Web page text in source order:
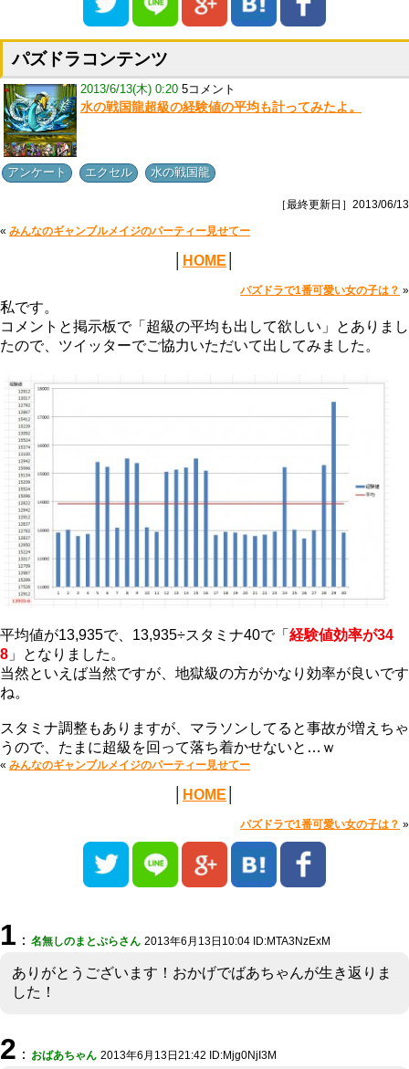
パズドラコンテンツ
2013/6/13(木) 0:20 5コメント
水の戦国龍超級の経験値の平均も計ってみたよ。
アンケート エクセル 水の戦国龍
［最終更新日］2013/06/13
« みんなのギャンブルメイジのパーティー見せてー
HOME
パズドラで1番可愛い女の子は？ »
私です。
コメントと掲示板で「超級の平均も出して欲しい」とありまし
たので、ツイッターでご協力いただいて出してみました。
平均値が13,935で、13,935÷スタミナ40で「 経験値効率が34
8 」となりました。
当然といえば当然ですが、地獄級の方がかなり効率が良いです
ね。
スタミナ調整もありますが、マラソンしてると事故が増えちゃ
うので、たまに超級を回って落ち着かせないと…ｗ
« みんなのギャンブルメイジのパーティー見せてー
HOME
パズドラで1番可愛い女の子は？ »
1 ： 名無しのまとぷらさん 2013年6月13日10:04 ID:MTA3NzExM
ありがとうございます！おかげでばあちゃんが生き返りま
した！
2 ： おばあちゃん 2013年6月13日21:42 ID:Mjg0NjI3M